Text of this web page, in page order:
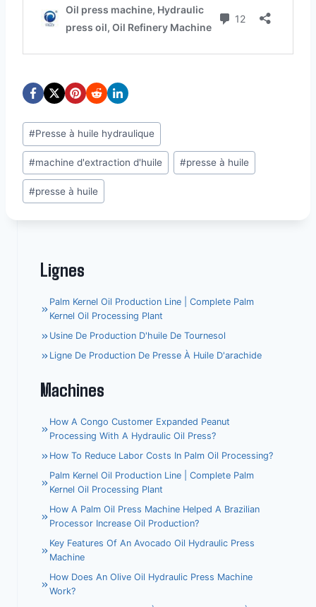
Étiquettes
de
la
publication :
#Presse à huile hydraulique
#machine d'extraction d'huile #presse à huile
#presse à huile
Lignes
Palm Kernel Oil Production Line | Complete Palm
Kernel Oil Processing Plant
Usine De Production D'huile De Tournesol
Ligne De Production De Presse À Huile D'arachide
Machines
How A Congo Customer Expanded Peanut
Processing With A Hydraulic Oil Press?
How To Reduce Labor Costs In Palm Oil Processing?
Palm Kernel Oil Production Line | Complete Palm
Kernel Oil Processing Plant
How A Palm Oil Press Machine Helped A Brazilian
Processor Increase Oil Production?
Key Features Of An Avocado Oil Hydraulic Press
Machine
How Does An Olive Oil Hydraulic Press Machine
Work?